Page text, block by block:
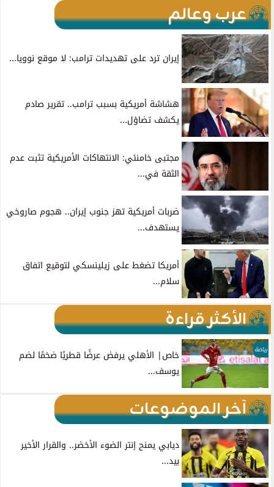
عرب وعالم
إيران ترد على تهديدات ترامب: لا موقع نوويا...
هشاشة أمريكية بسبب ترامب.. تقرير صادم
يكشف تضاؤل...
مجتبى خامنئي: الانتهاكات الأمريكية تثبت عدم
الثقة في...
ضربات أمريكية تهز جنوب إيران.. هجوم صاروخي
يستهدف...
أمريكا تضغط على زيلينسكي لتوقيع اتفاق
سلام...
الأكثر قراءة
رياضة
خاص| الأهلي يرفض عرضًا قطريًا ضخمًا لضم
يوسف...
آخر الموضوعات
ديابي يمنح إنتر الضوء الأخضر.. والقرار الأخير
بيد...